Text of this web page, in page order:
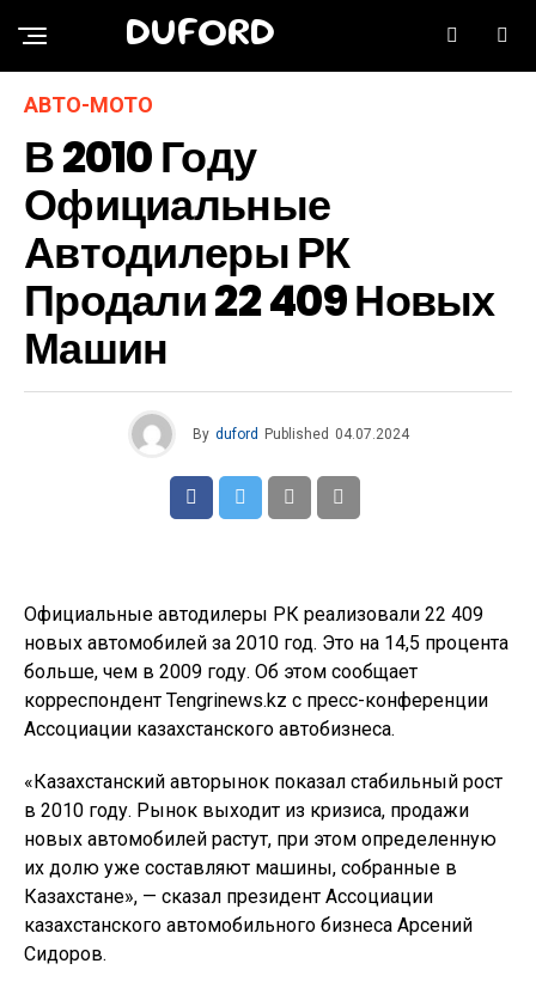
DUFORD
АВТО-МОТО
В 2010 Году
Официальные
Автодилеры РК
Продали 22 409 Новых
Машин
By duford Published 04.07.2024
Официальные автодилеры РК реализовали 22 409
новых автомобилей за 2010 год. Это на 14,5 процента
больше, чем в 2009 году. Об этом сообщает
корреспондент Tengrinews.kz с пресс-конференции
Ассоциации казахстанского автобизнеса.
«Казахстанский авторынок показал стабильный рост
в 2010 году. Рынок выходит из кризиса, продажи
новых автомобилей растут, при этом определенную
их долю уже составляют машины, собранные в
Казахстане», — сказал президент Ассоциации
казахстанского автомобильного бизнеса Арсений
Сидоров.